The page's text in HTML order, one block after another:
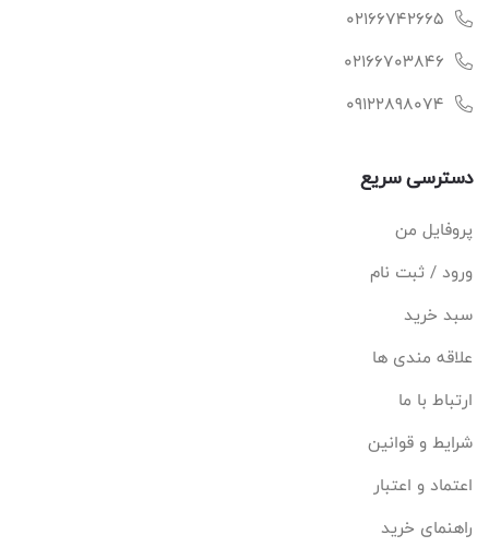
02166742665
02166703846
09122898074
دسترسی سریع
پروفایل من
ورود / ثبت نام
سبد خرید
علاقه مندی ها
ارتباط با ما
شرایط و قوانین
اعتماد و اعتبار
راهنمای خرید